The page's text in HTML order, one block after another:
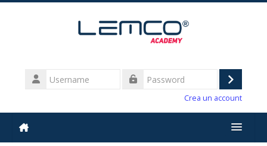
Username
Login
Crea un account